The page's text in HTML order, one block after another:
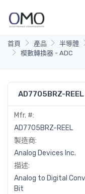
首頁 產品 半導體
模數轉換器 - ADC
AD7705BRZ-REEL
Mfr. #:
AD7705BRZ-REEL
製造商:
Analog Devices Inc.
描述:
Analog to Digital
Bit